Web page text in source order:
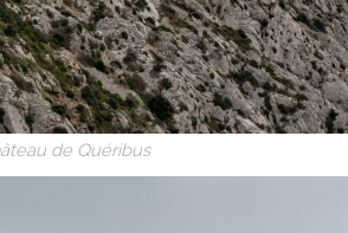
de Quéribus